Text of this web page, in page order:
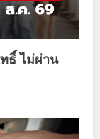
ธิ์ ไม่ผ่าน